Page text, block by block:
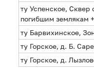
ту Успенское, Сквер
погибшим землякам
ту Барвихинское,
ту Горское, д. Б.
ту Горское, д.